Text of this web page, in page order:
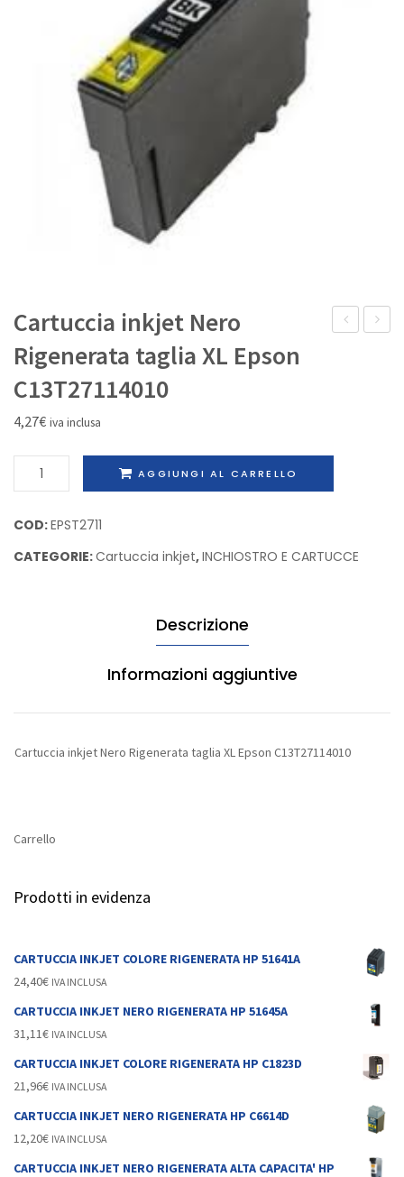
IL MIO ACCOUNT
A0DK352
Cartuccia inkjet Nero
Rigenerata taglia XL Epson
C13T27114010
4,27€ iva inclusa
Cartuccia
inkjet
Rigenerata
taglia
AGGIUNGI AL CARRELLO
COD:EPST2711
CATEGORIE:Cartuccia inkjet,INCHIOSTRO E CARTUCCE
Descrizione
Informazioni aggiuntive
Cartuccia inkjet Nero Rigenerata taglia XL Epson C13T27114010
Carrello
Prodotti in evidenza
CARTUCCIA INKJET COLORE RIGENERATA HP 51641A
24,40€ IVA INCLUSA
CARTUCCIA INKJET NERO RIGENERATA HP 51645A
31,11€ IVA INCLUSA
CARTUCCIA INKJET COLORE RIGENERATA HP C1823D
21,96€ IVA INCLUSA
CARTUCCIA INKJET NERO RIGENERATA HP C6614D
12,20€ IVA INCLUSA
CARTUCCIA INKJET NERO RIGENERATA ALTA CAPACITA' HP